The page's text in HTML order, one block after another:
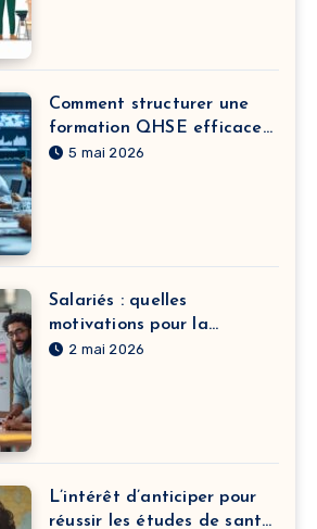
Comment structurer une
formation QHSE efficace
pour vos équipes
5 mai 2026
Salariés : quelles
motivations pour la
formation continue dans le
2 mai 2026
L’intérêt d’anticiper pour
réussir les études de santé